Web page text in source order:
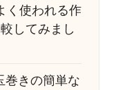
く使われる作
してみまし
巻きの簡単な